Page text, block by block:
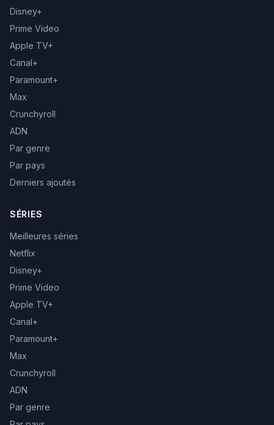
Disney+
Prime Video
Apple TV+
Canal+
Paramount+
Max
Crunchyroll
ADN
Par genre
Par pays
Derniers ajoutés
SÉRIES
Meilleures séries
Netflix
Disney+
Prime Video
Apple TV+
Canal+
Paramount+
Max
Crunchyroll
ADN
Par genre